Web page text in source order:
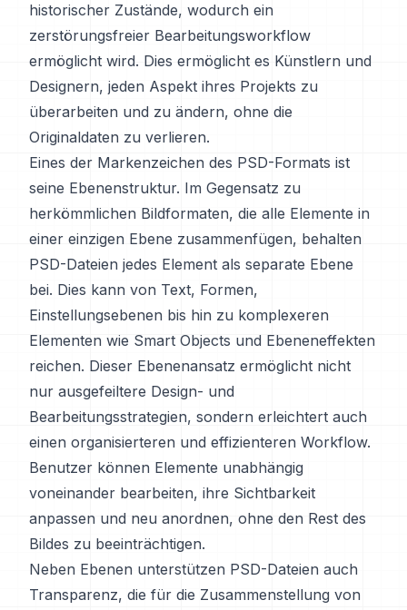
historischer Zustände, wodurch ein
zerstörungsfreier Bearbeitungsworkflow
ermöglicht wird. Dies ermöglicht es Künstlern und
Designern, jeden Aspekt ihres Projekts zu
überarbeiten und zu ändern, ohne die
Originaldaten zu verlieren.
Eines der Markenzeichen des PSD-Formats ist
seine Ebenenstruktur. Im Gegensatz zu
herkömmlichen Bildformaten, die alle Elemente in
einer einzigen Ebene zusammenfügen, behalten
PSD-Dateien jedes Element als separate Ebene
bei. Dies kann von Text, Formen,
Einstellungsebenen bis hin zu komplexeren
Elementen wie Smart Objects und Ebeneneffekten
reichen. Dieser Ebenenansatz ermöglicht nicht
nur ausgefeiltere Design- und
Bearbeitungsstrategien, sondern erleichtert auch
einen organisierteren und effizienteren Workflow.
Benutzer können Elemente unabhängig
voneinander bearbeiten, ihre Sichtbarkeit
anpassen und neu anordnen, ohne den Rest des
Bildes zu beeinträchtigen.
Neben Ebenen unterstützen PSD-Dateien auch
Transparenz, die für die Zusammenstellung von